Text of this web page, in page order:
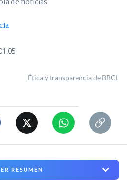
de noticias
Ética y transparencia de BBCL
RESUMEN